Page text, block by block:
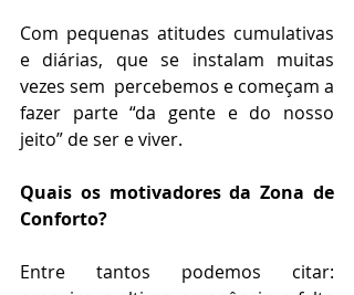
Com pequenas atitudes cumulativas
e diárias, que se instalam muitas
vezes sem  percebemos e começam a
fazer parte “da gente e do nosso
jeito” de ser e viver.
Quais os motivadores da Zona de
Conforto?
Entre tantos podemos citar: